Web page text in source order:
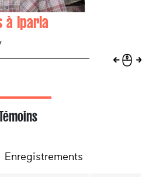
à Iparla
Enregistrements